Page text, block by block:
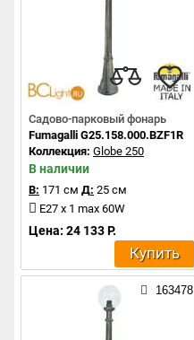
Садово-парковый фонарь
Fumagalli G25.158.000.BZF1R
Коллекция: Globe 250
В наличии
В: 171 см Д: 25 см
E27 x 1 max 60W
Цена: 24 133 Р.
Купить
163478